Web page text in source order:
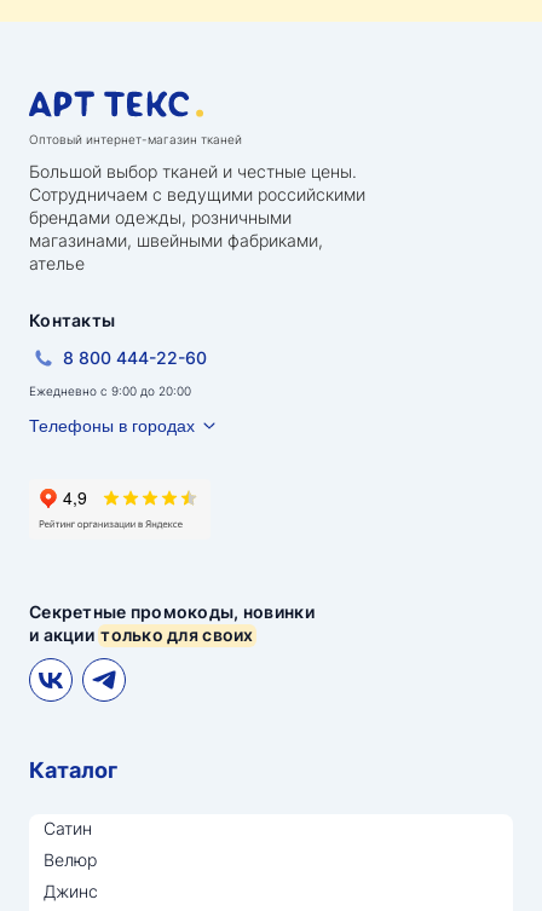
Оптовый интернет-магазин тканей
Большой выбор тканей и честные цены.
Сотрудничаем с ведущими российскими
брендами одежды, розничными
магазинами, швейными фабриками,
ателье
Секретные промокоды, новинки
и акциитолько для своих
Контакты
8 800 444-22-60
Ежедневно с 9:00 до 20:00
Телефоны в городах
Каталог
Сатин
Велюр
Джинс